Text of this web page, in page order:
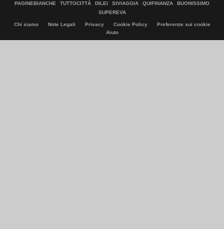
PAGINEBIANCHE
TUTTOCITTÀ DILEI SIVIAGGIA QUIFINANZA
BUONISSIMO
SUPEREVA
Chi siamo Note Legali Privacy Cookie Policy
Preferenze sui cookie
Aiuto